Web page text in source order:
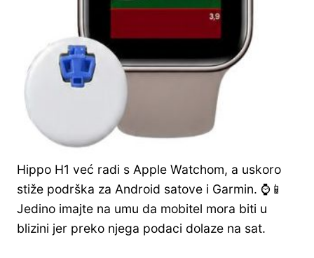
Hippo H1 već radi s Apple Watchom, a uskoro
stiže podrška za Android satove i Garmin. ⌚📱
Jedino imajte na umu da mobitel mora biti u
blizini jer preko njega podaci dolaze na sat.